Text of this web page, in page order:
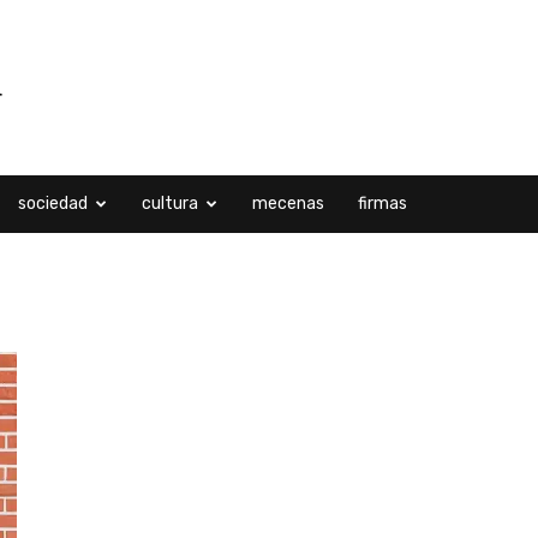
sociedad cultura mecenas firmas